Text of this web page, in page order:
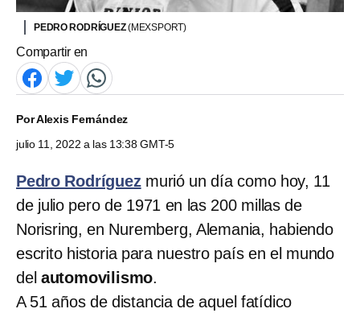
PEDRO RODRÍGUEZ(MEXSPORT)
Compartir en
PorAlexis Fernández
julio 11, 2022 a las 13:38 GMT-5
Pedro Rodríguez murió un día como hoy, 11
de julio pero de 1971 en las 200 millas de
Norisring, en Nuremberg, Alemania, habiendo
escrito historia para nuestro país en el mundo
del automovilismo.
A 51 años de distancia de aquel fatídico